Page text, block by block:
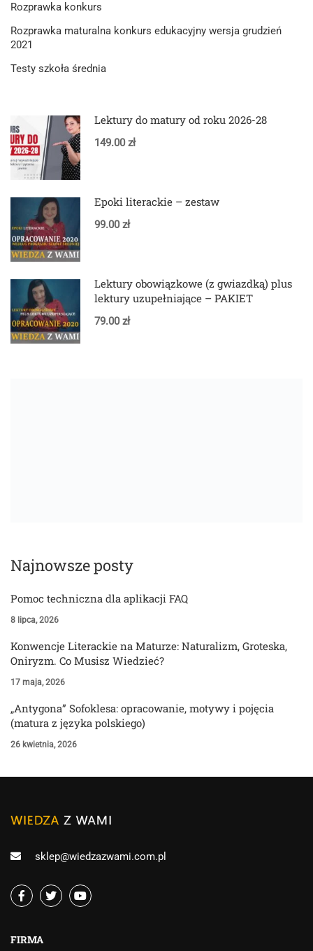
Rozprawka konkurs
Rozprawka maturalna konkurs edukacyjny wersja grudzień
2021
Testy szkoła średnia
Lektury do matury od roku 2026-28
149.00 zł
Epoki literackie – zestaw
99.00 zł
Lektury obowiązkowe (z gwiazdką) plus
lektury uzupełniające – PAKIET
79.00 zł
Najnowsze posty
Pomoc techniczna dla aplikacji FAQ
8 lipca, 2026
Konwencje Literackie na Maturze: Naturalizm, Groteska,
Oniryzm. Co Musisz Wiedzieć?
17 maja, 2026
„Antygona” Sofoklesa: opracowanie, motywy i pojęcia
(matura z języka polskiego)
26 kwietnia, 2026
sklep@wiedzazwami.com.pl
FIRMA